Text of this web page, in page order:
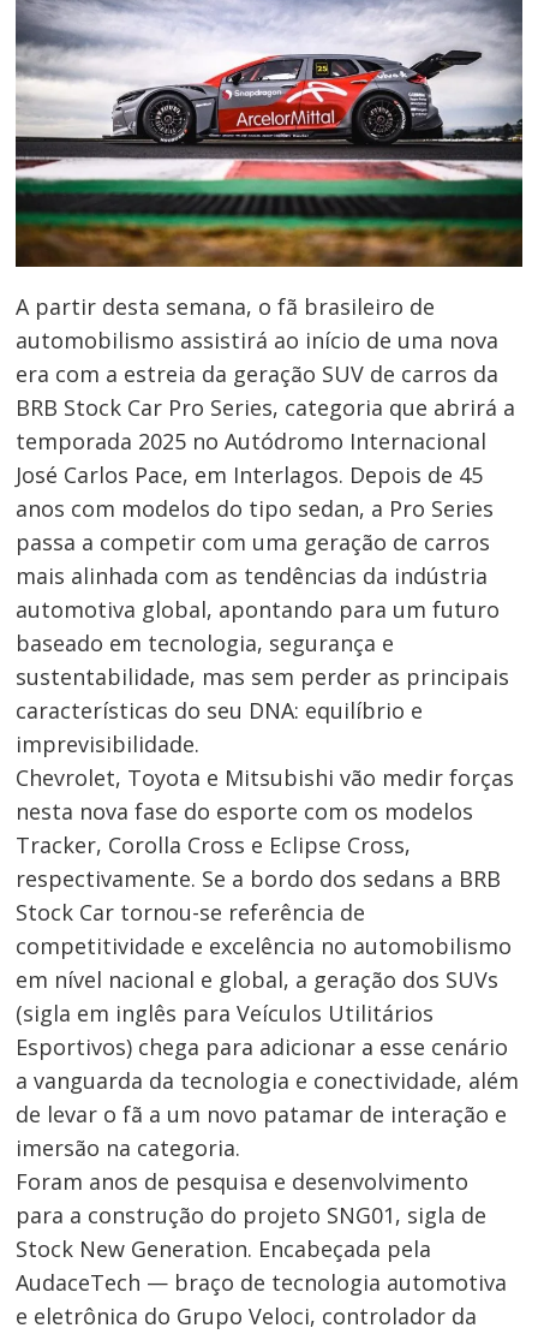
A partir desta semana, o fã brasileiro de
automobilismo assistirá ao início de uma nova
era com a estreia da geração SUV de carros da
BRB Stock Car Pro Series, categoria que abrirá a
temporada 2025 no Autódromo Internacional
José Carlos Pace, em Interlagos. Depois de 45
anos com modelos do tipo sedan, a Pro Series
passa a competir com uma geração de carros
mais alinhada com as tendências da indústria
automotiva global, apontando para um futuro
baseado em tecnologia, segurança e
sustentabilidade, mas sem perder as principais
características do seu DNA: equilíbrio e
imprevisibilidade.
Chevrolet, Toyota e Mitsubishi vão medir forças
nesta nova fase do esporte com os modelos
Tracker, Corolla Cross e Eclipse Cross,
respectivamente. Se a bordo dos sedans a BRB
Stock Car tornou-se referência de
competitividade e excelência no automobilismo
em nível nacional e global, a geração dos SUVs
(sigla em inglês para Veículos Utilitários
Esportivos) chega para adicionar a esse cenário
a vanguarda da tecnologia e conectividade, além
de levar o fã a um novo patamar de interação e
imersão na categoria.
Foram anos de pesquisa e desenvolvimento
para a construção do projeto SNG01, sigla de
Stock New Generation. Encabeçada pela
AudaceTech — braço de tecnologia automotiva
e eletrônica do Grupo Veloci, controlador da